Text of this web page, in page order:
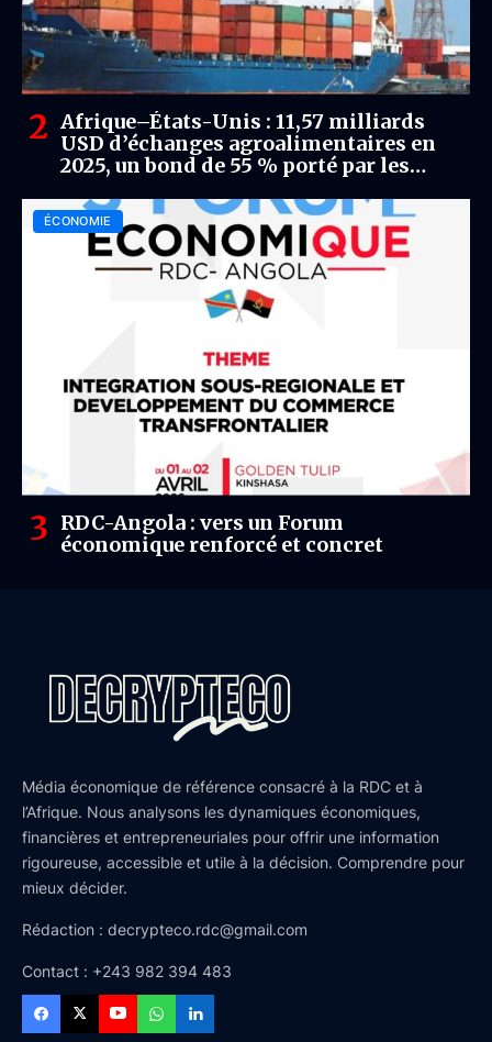
Afrique–États-Unis : 11,57 milliards
USD d’échanges agroalimentaires en
2025, un bond de 55 % porté par les
ÉCONOMIE
RDC-Angola : vers un Forum
économique renforcé et concret
Média économique de référence consacré à la RDC et à
l’Afrique. Nous analysons les dynamiques économiques,
financières et entrepreneuriales pour offrir une information
rigoureuse, accessible et utile à la décision. Comprendre pour
mieux décider.
Rédaction : decrypteco.rdc@gmail.com
Contact : +243 982 394 483